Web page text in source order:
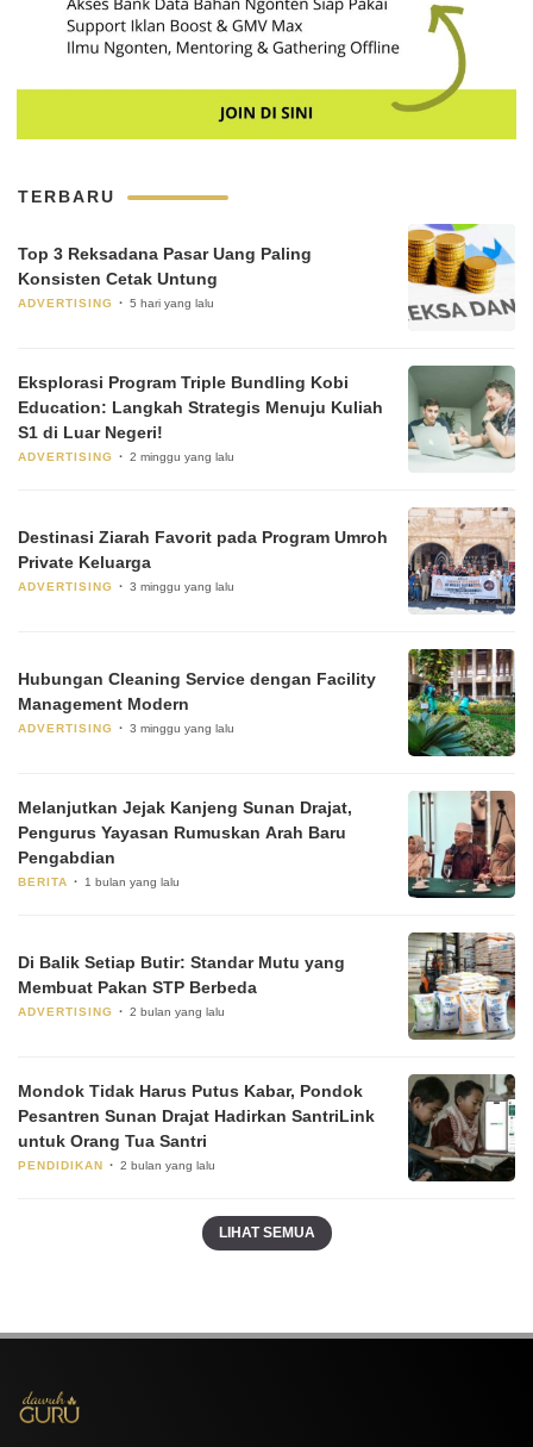
TERBARU
Top 3 Reksadana Pasar Uang Paling
Konsisten Cetak Untung
ADVERTISING 5 hari yang lalu
Eksplorasi Program Triple Bundling Kobi
Education: Langkah Strategis Menuju Kuliah
S1 di Luar Negeri!
ADVERTISING 2 minggu yang lalu
Destinasi Ziarah Favorit pada Program Umroh
Private Keluarga
ADVERTISING 3 minggu yang lalu
Hubungan Cleaning Service dengan Facility
Management Modern
ADVERTISING 3 minggu yang lalu
Melanjutkan Jejak Kanjeng Sunan Drajat,
Pengurus Yayasan Rumuskan Arah Baru
Pengabdian
BERITA 1 bulan yang lalu
Di Balik Setiap Butir: Standar Mutu yang
Membuat Pakan STP Berbeda
ADVERTISING 2 bulan yang lalu
Mondok Tidak Harus Putus Kabar, Pondok
Pesantren Sunan Drajat Hadirkan SantriLink
untuk Orang Tua Santri
PENDIDIKAN 2 bulan yang lalu
LIHAT SEMUA